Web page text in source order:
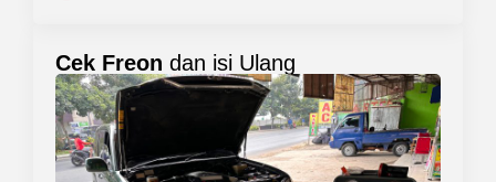
Cek Freon dan isi Ulang